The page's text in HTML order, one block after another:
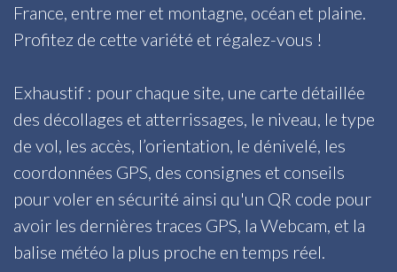
France, entre mer et montagne, océan et plaine.
Profitez de cette variété et régalez-vous !
Exhaustif : pour chaque site, une carte détaillée
des décollages et atterrissages, le niveau, le type
de vol, les accès, l’orientation, le dénivelé, les
coordonnées GPS, des consignes et conseils
pour voler en sécurité ainsi qu'un QR code pour
avoir les dernières traces GPS, la Webcam, et la
balise météo la plus proche en temps réel.